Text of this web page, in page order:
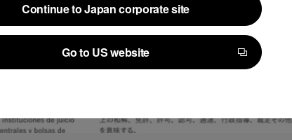
Continue to Japan corporate site
Continue to Japan corporate site
Go to US website
Go to US website